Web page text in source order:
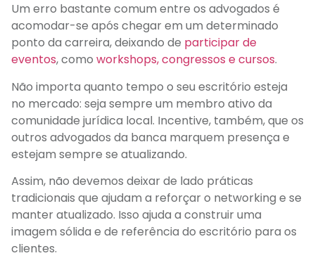
Um erro bastante comum entre os advogados é
acomodar-se após chegar em um determinado
ponto da carreira, deixando de participar de
eventos, como workshops, congressos e cursos.
Não importa quanto tempo o seu escritório esteja
no mercado: seja sempre um membro ativo da
comunidade jurídica local. Incentive, também, que os
outros advogados da banca marquem presença e
estejam sempre se atualizando.
Assim, não devemos deixar de lado práticas
tradicionais que ajudam a reforçar o networking e se
manter atualizado. Isso ajuda a construir uma
imagem sólida e de referência do escritório para os
clientes.